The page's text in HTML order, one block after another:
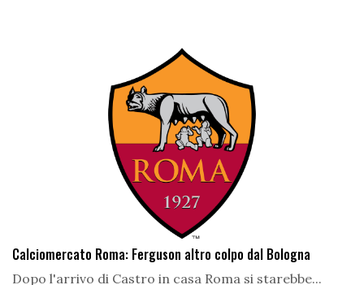
Calciomercato Roma: Ferguson altro colpo dal Bologna
Dopo l'arrivo di Castro in casa Roma si starebbe...